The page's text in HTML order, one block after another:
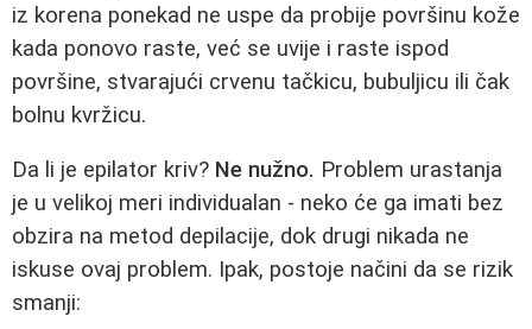
iz korena ponekad ne uspe da probije površinu kože
kada ponovo raste, već se uvije i raste ispod
površine, stvarajući crvenu tačkicu, bubuljicu ili čak
bolnu kvržicu.
Da li je epilator kriv? Ne nužno. Problem urastanja
je u velikoj meri individualan - neko će ga imati bez
obzira na metod depilacije, dok drugi nikada ne
iskuse ovaj problem. Ipak, postoje načini da se rizik
smanji: